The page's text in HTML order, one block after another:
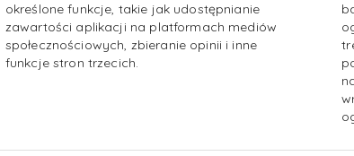
określone funkcje, takie jak udostępnianie
zawartości aplikacji na platformach mediów
społecznościowych, zbieranie opinii i inne
funkcje stron trzecich.